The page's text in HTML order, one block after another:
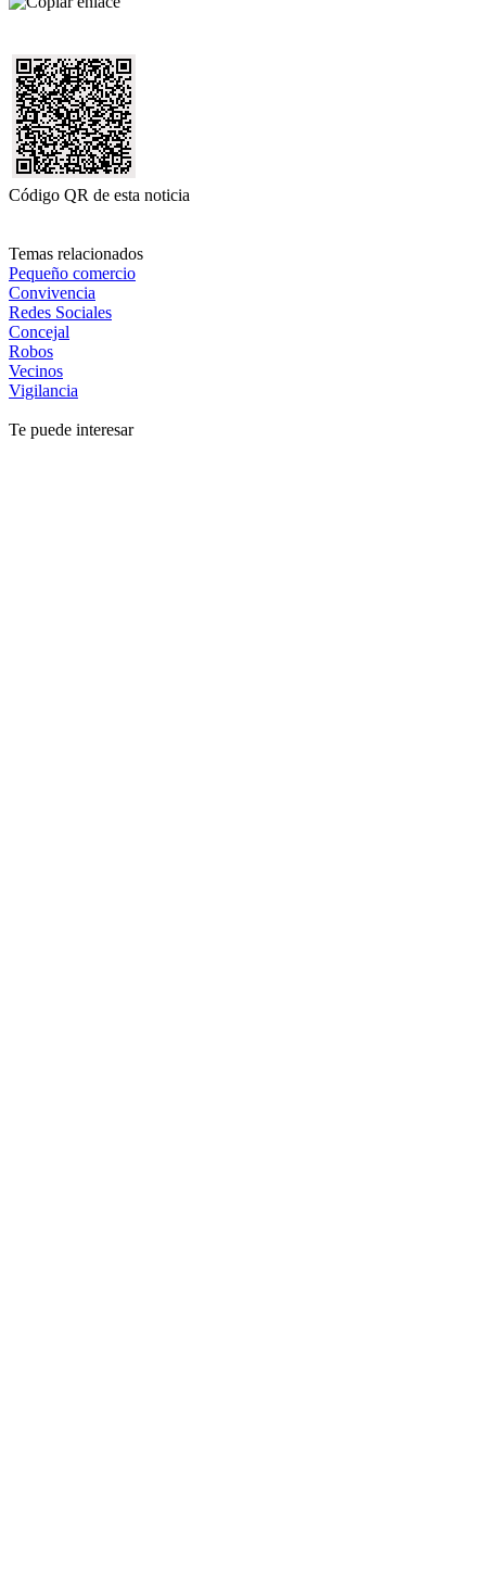
Código QR de esta noticia
Temas relacionados
Pequeño comercio
Convivencia
Redes Sociales
Concejal
Robos
Vecinos
Vigilancia
Te puede interesar